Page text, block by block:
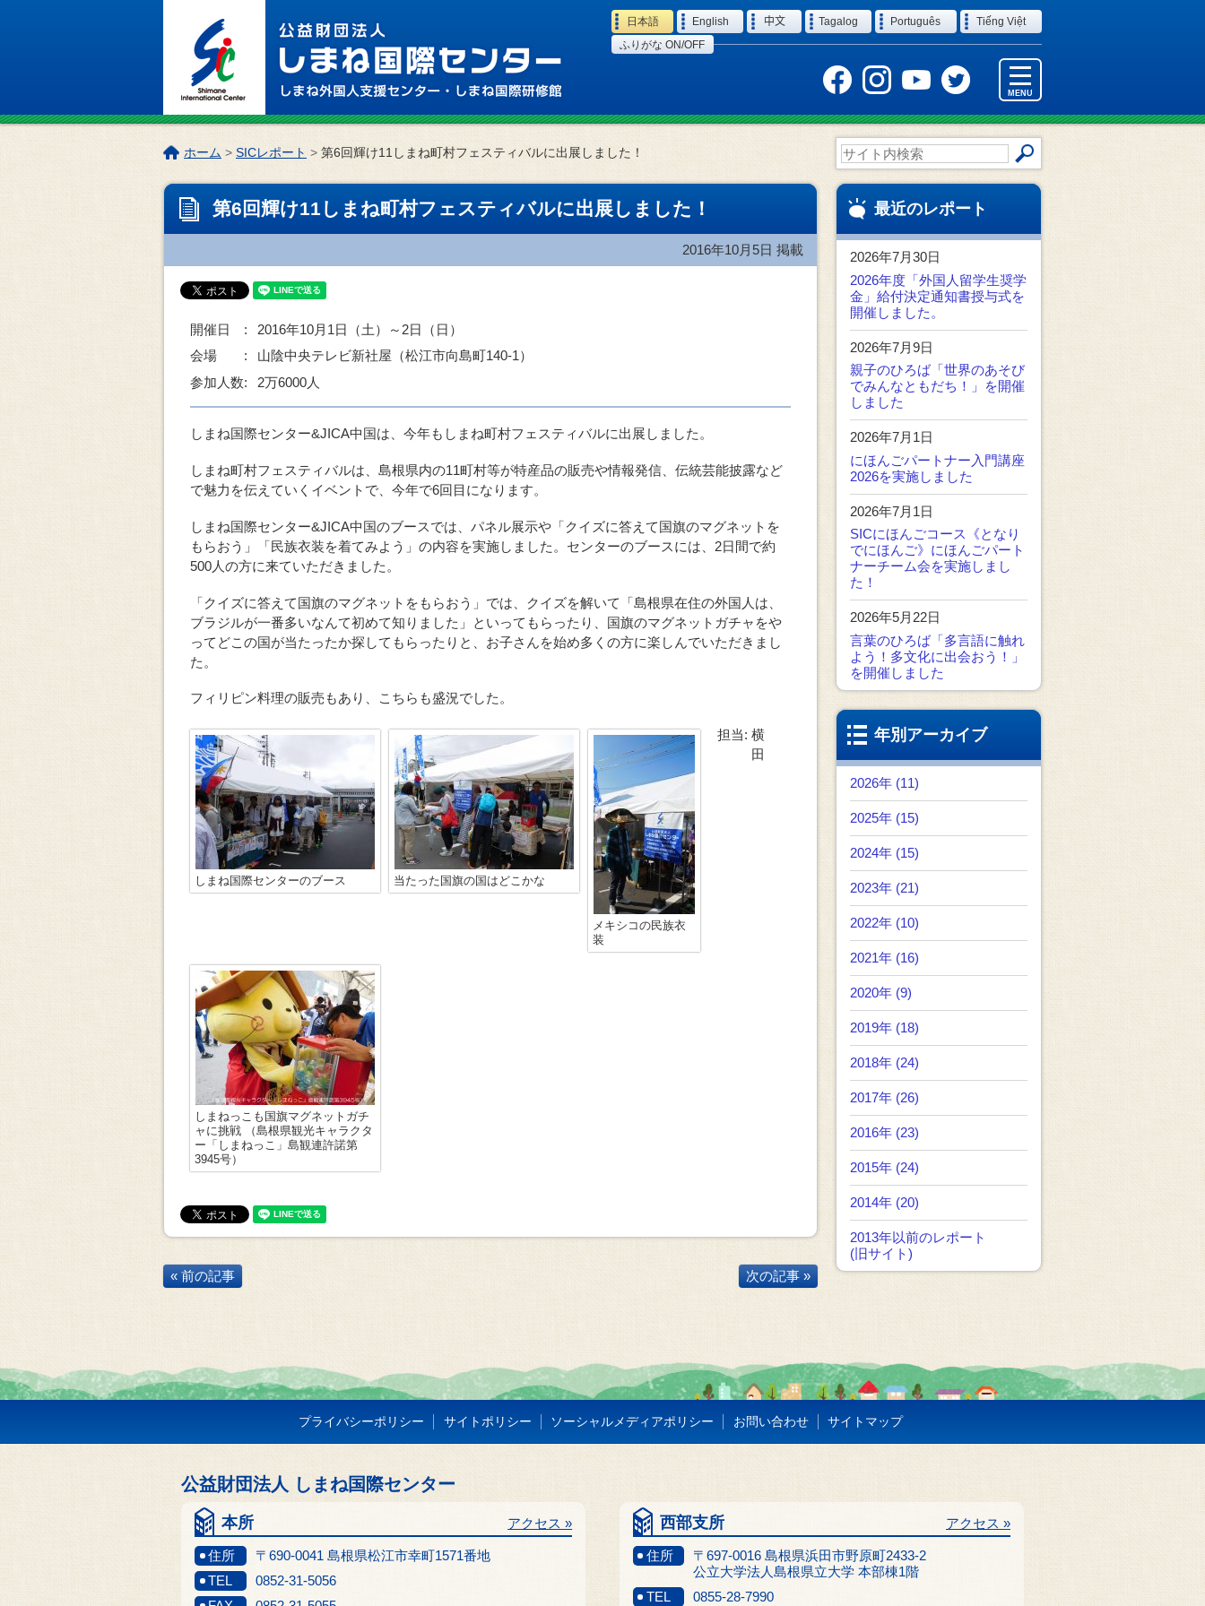
Language
日本語 English 中文 Tagalog Português
Tiếng Việt
ふりがな ON/OFF
MENU
サ
イ
ト
内
こ
ペ
位
ホーム > SICレポート > 第6回輝け11しまね町村フェスティバルに出展しました！
第6回輝け11しまね町村フェスティバルに出展しました！
2016年10月5日 掲載
開催日 :
2016年10月1日（土）～2日（日）
会場 :
山陰中央テレビ新社屋（松江市向島町140-1）
参加人数:
2万6000人
しまね国際センター&JICA中国は、今年もしまね町村フェスティバルに出展しました。
しまね町村フェスティバルは、島根県内の11町村等が特産品の販売や情報発信、伝統芸能披露など
で魅力を伝えていくイベントで、今年で6回目になります。
しまね国際センター&JICA中国のブースでは、パネル展示や「クイズに答えて国旗のマグネットを
もらおう」「民族衣装を着てみよう」の内容を実施しました。センターのブースには、2日間で約
500人の方に来ていただきました。
「クイズに答えて国旗のマグネットをもらおう」では、クイズを解いて「島根県在住の外国人は、
ブラジルが一番多いなんて初めて知りました」といってもらったり、国旗のマグネットガチャをや
ってどこの国が当たったか探してもらったりと、お子さんを始め多くの方に楽しんでいただきまし
た。
フィリピン料理の販売もあり、こちらも盛況でした。
しまね国際センターのブース 当たった国旗の国はどこかな
メキシコの民族衣
装
しまねっこも国旗マグネットガチ
ャに挑戦 （島根県観光キャラクタ
ー「しまねっこ」島観連許諾第
3945号）
担当: 横
田
« 前の記事 次の記事 »
最近のレポート
2026年7月30日
2026年度「外国人留学生奨学
金」給付決定通知書授与式を
開催しました。
2026年7月9日
親子のひろば「世界のあそび
でみんなともだち！」を開催
しました
2026年7月1日
にほんごパートナー入門講座
2026を実施しました
2026年7月1日
SICにほんごコース《となり
でにほんご》にほんごパート
ナーチーム会を実施しまし
た！
2026年5月22日
言葉のひろば「多言語に触れ
よう！多文化に出会おう！」
を開催しました
年別アーカイブ
2026年 (11)
2025年 (15)
2024年 (15)
2023年 (21)
2022年 (10)
2021年 (16)
2020年 (9)
2019年 (18)
2018年 (24)
2017年 (26)
2016年 (23)
2015年 (24)
2014年 (20)
2013年以前のレポート
(旧サイト)
プライバシーポリシー サイトポリシー ソーシャルメディアポリシー お問い合わせ サイトマップ
公益財団法人 しまね国際センター
本所
住所 〒690-0041 島根県松江市幸町1571番地
アクセス »
TEL
0852-31-5056
西部支所
住所
〒697-0016 島根県浜田市野原町2433-2
公立大学法人島根県立大学 本部棟1階
アクセス »
TEL 0855-28-7990